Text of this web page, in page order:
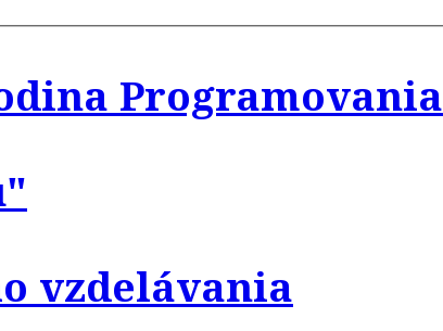
Programovania
vzdelávania